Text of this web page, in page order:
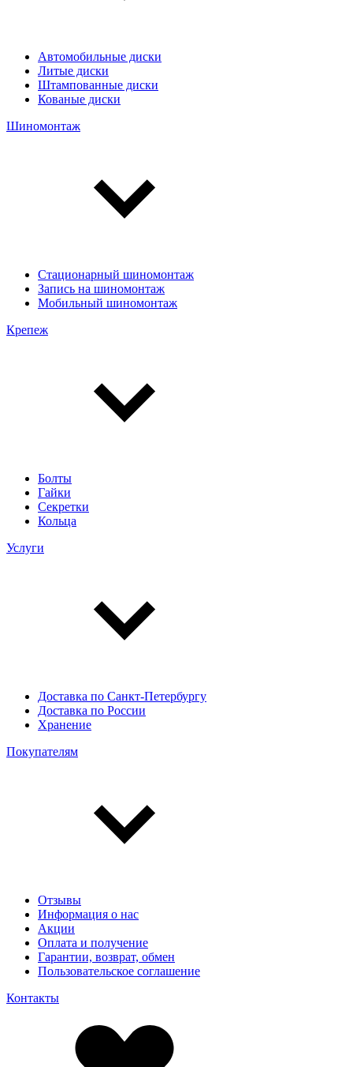
Автомобильные диски
Литые диски
Штампованные диски
Кованые диски
Шиномонтаж
Стационарный шиномонтаж
Запись на шиномонтаж
Мобильный шиномонтаж
Крепеж
Болты
Гайки
Секретки
Кольца
Услуги
Доставка по Санкт-Петербургу
Доставка по России
Хранение
Покупателям
Отзывы
Информация о нас
Акции
Оплата и получение
Гарантии, возврат, обмен
Пользовательское соглашение
Контакты